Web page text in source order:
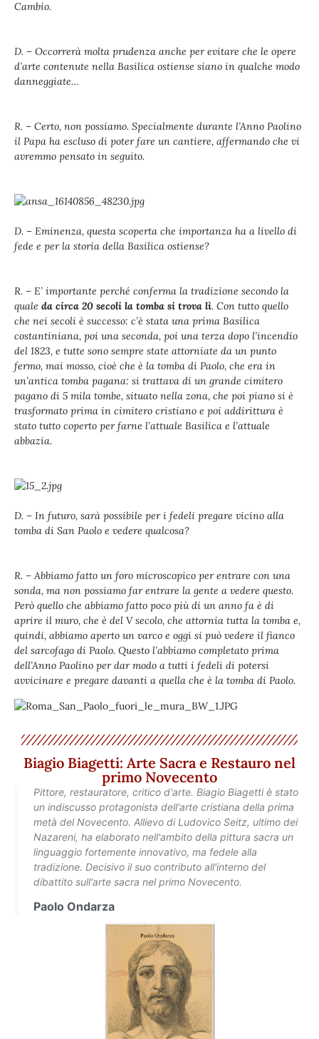
Cambio.
D. – Occorrerà molta prudenza anche per evitare che le opere
d’arte contenute nella Basilica ostiense siano in qualche modo
danneggiate…
R. – Certo, non possiamo. Specialmente durante l’Anno Paolino
il Papa ha escluso di poter fare un cantiere, affermando che vi
avremmo pensato in seguito.
D. – Eminenza, questa scoperta che importanza ha a livello di
fede e per la storia della Basilica ostiense?
R. – E’ importante perché conferma la tradizione secondo la
quale da circa 20 secoli la tomba si trova lì. Con tutto quello
che nei secoli è successo: c’è stata una prima Basilica
costantiniana, poi una seconda, poi una terza dopo l’incendio
del 1823, e tutte sono sempre state attorniate da un punto
fermo, mai mosso, cioè che è la tomba di Paolo, che era in
un’antica tomba pagana: si trattava di un grande cimitero
pagano di 5 mila tombe, situato nella zona, che poi piano si è
trasformato prima in cimitero cristiano e poi addirittura è
stato tutto coperto per farne l’attuale Basilica e l’attuale
abbazia.
D. – In futuro, sarà possibile per i fedeli pregare vicino alla
tomba di San Paolo e vedere qualcosa?
R. – Abbiamo fatto un foro microscopico per entrare con una
sonda, ma non possiamo far entrare la gente a vedere questo.
Però quello che abbiamo fatto poco più di un anno fa è di
aprire il muro, che è del V secolo, che attornia tutta la tomba e,
quindi, abbiamo aperto un varco e oggi si può vedere il fianco
del sarcofago di Paolo. Questo l’abbiamo completato prima
dell’Anno Paolino per dar modo a tutti i fedeli di potersi
avvicinare e pregare davanti a quella che è la tomba di Paolo.
Biagio Biagetti: Arte Sacra e Restauro nel
primo Novecento
Pittore, restauratore, critico d'arte. Biagio Biagetti è stato
un indiscusso protagonista dell'arte cristiana della prima
metà del Novecento. Allievo di Ludovico Seitz, ultimo dei
Nazareni, ha elaborato nell'ambito della pittura sacra un
linguaggio fortemente innovativo, ma fedele alla
tradizione. Decisivo il suo contributo all'interno del
dibattito sull'arte sacra nel primo Novecento.
Paolo Ondarza